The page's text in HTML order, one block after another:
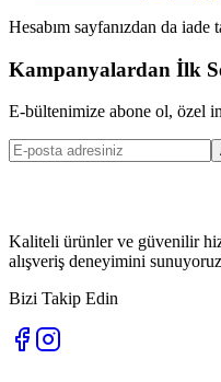
Hesabım sayfanızdan da
Kampanyalardan İlk
E-bültenimize abone ol, özel
Kaliteli ürünler ve güvenilir
alışveriş deneyimini
Bizi Takip Edin